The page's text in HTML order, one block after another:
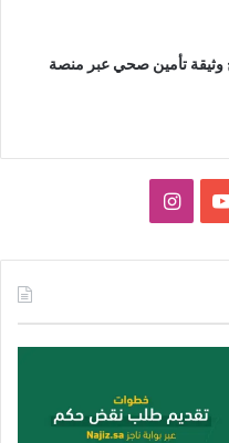
تأمين صحي عبر منصة
يوتيوبانستقرام